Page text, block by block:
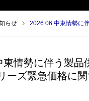
らせ 2026.06 中東情勢に伴う製品供給 および、
東情勢に伴う製品
ーズ緊急価格に